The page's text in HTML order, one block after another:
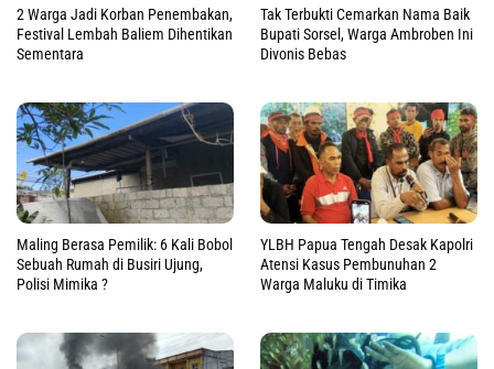
2 Warga Jadi Korban Penembakan,
Festival Lembah Baliem Dihentikan
Sementara
Tak Terbukti Cemarkan Nama Baik
Bupati Sorsel, Warga Ambroben Ini
Divonis Bebas
Maling Berasa Pemilik: 6 Kali Bobol
Sebuah Rumah di Busiri Ujung,
Polisi Mimika ?
YLBH Papua Tengah Desak Kapolri
Atensi Kasus Pembunuhan 2
Warga Maluku di Timika